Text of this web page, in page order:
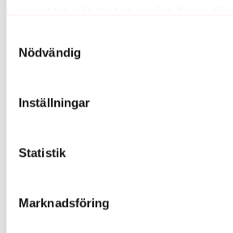
Nödvändig
Inställningar
Statistik
Marknadsföring
Relaterade videor